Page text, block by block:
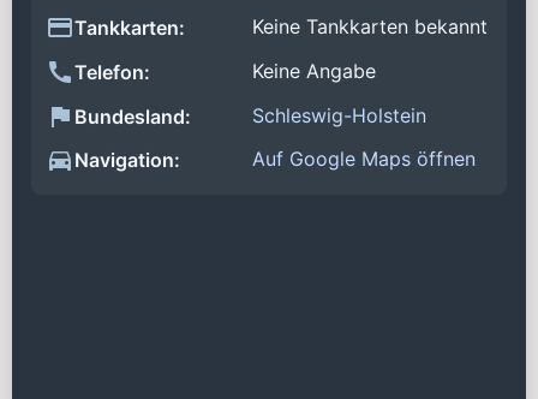
Tankkarten:
Keine Tankkarten bekannt
Telefon:
Keine Angabe
Bundesland:
Schleswig-Holstein
Navigation:
Auf Google Maps öffnen